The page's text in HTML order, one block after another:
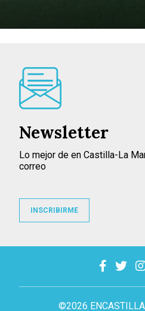
©2026
Newsletter
Lo mejor de en Castilla-La
correo
INSCRIBIRME